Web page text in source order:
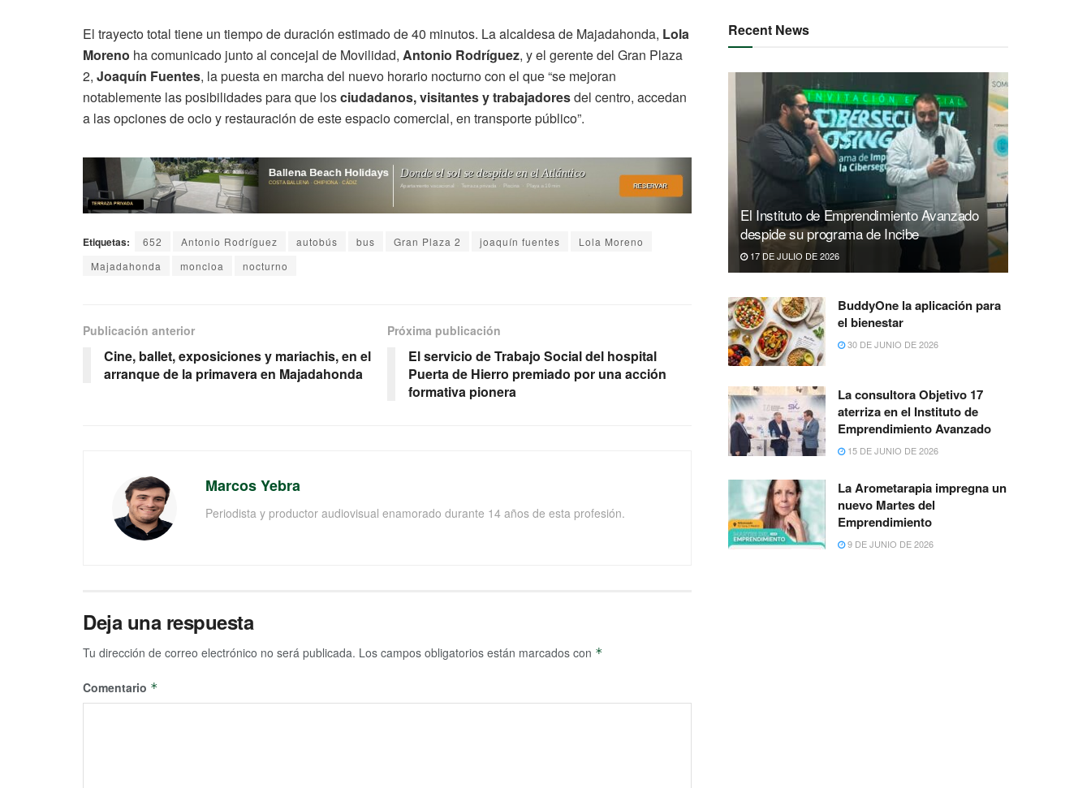
El trayecto total tiene un tiempo de duración estimado de 40 minutos. La alcaldesa de Majadahonda, Lola
Moreno ha comunicado junto al concejal de Movilidad, Antonio Rodríguez, y el gerente del Gran Plaza
2, Joaquín Fuentes, la puesta en marcha del nuevo horario nocturno con el que “se mejoran
notablemente las posibilidades para que losciudadanos, visitantes y trabajadoresdel centro, accedan
a las opciones de ocio y restauración de este espacio comercial, en transporte público”.
Etiquetas: 652 Antonio Rodríguez autobús bus Gran Plaza 2 joaquín fuentes
Lola Moreno
Majadahonda
moncloa nocturno
Publicación anterior
Cine, ballet, exposiciones y mariachis, en el
arranque de la primavera en Majadahonda
Próxima publicación
El servicio de Trabajo Social del hospital
Puerta de Hierro premiado por una acción
formativa pionera
Marcos Yebra
Periodista y productor audiovisual enamorado durante 14 años de esta profesión.
Deja una respuesta
Tu dirección de correo electrónico no será publicada. Los campos obligatorios están marcados con *
Comentario *
Recent News
El Instituto de Emprendimiento Avanzado
despide su programa de Incibe
17 DE JULIO DE 2026
BuddyOne la aplicación para
el bienestar
30 DE JUNIO DE 2026
La consultora Objetivo 17
aterriza en el Instituto de
Emprendimiento Avanzado
15 DE JUNIO DE 2026
La Arometarapia impregna un
nuevo Martes del
Emprendimiento
9 DE JUNIO DE 2026